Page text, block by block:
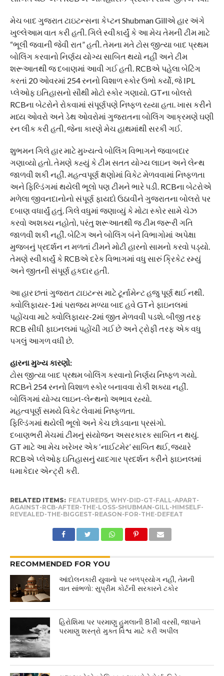
મેચ બાદ ગુજરાત ટાઇટન્સના કેપ્ટન Shubman Gillએ હાર અંગે
ખુલ્લેઆમ વાત કરી હતી. ગિલે સ્વીકાર્યું કે આ મેચ તેમની ટીમ માટે
“ભૂલી જવાની જેવી રાત” હતી. તેમના મતે ટોસ જીત્યા બાદ પ્રથમ
બોલિંગ કરવાનો નિર્ણય યોગ્ય સાબિત થયો નહીં અને ટીમ
શરૂઆતથી જ દબાણમાં આવી ગઈ હતી. RCBએ પહેલા બેટિંગ
કરતાં 20 ઓવરમાં 254 રનનો વિશાળ સ્કોર ઉભો કર્યો, જે IPL
પ્લેઓફ ઇતિહાસનો સૌથી મોટો સ્કોર ગણાયો. GTના બોલરો
RCBના બેટરોને રોકવામાં સંપૂર્ણપણે નિષ્ફળ રહ્યા હતા. ખાસ કરીને
મધ્ય ઓવરો અને ડેથ ઓવરોમાં ગુજરાતના બોલિંગ આક્રમણે ઘણી
રન લીક કરી હતી, જેના કારણે મેચ હાથમાંથી સરકી ગઈ.
શુભમન ગિલે હાર માટે મુખ્યત્વે બોલિંગ વિભાગને જવાબદાર
ગણાવ્યો હતો. તેમણે કહ્યું કે ટીમ સતત યોગ્ય લાઇન અને લેન્થ
જાળવી શકી નહીં. મહત્વપૂર્ણ ક્ષણોમાં વિકેટ મેળવવામાં નિષ્ફળતા
અને ફિલ્ડિંગમાં થયેલી ભૂલો પણ ટીમને ભારે પડી. RCBના બેટરોએ
મળેલા જીવનદાનોનો સંપૂર્ણ ફાયદો ઉઠાવીને ગુજરાતના બોલરો પર
દબાણ વધાર્યું હતું. ગિલે વધુમાં જણાવ્યું કે મોટા સ્કોર સામે ચેઝ
કરવો અશક્ય નહોતો, પરંતુ શરૂઆતથી જ ટીમ જરૂરી ગતિ
જાળવી શકી નહીં. બેટિંગ અને બોલિંગ બંને વિભાગોમાં અપેક્ષા
મુજબનું પ્રદર્શન ન મળતાં ટીમને મોટી હારનો સામનો કરવો પડ્યો.
તેમણે સ્વીકાર્યું કે RCBએ દરેક વિભાગમાં વધુ સારું ક્રિકેટ રમ્યું
અને જીતની સંપૂર્ણ હકદાર હતી.
આ હાર છતાં ગુજરાત ટાઇટન્સ માટે ટૂર્નામેન્ટ હજુ પૂર્ણ થઈ નથી.
ક્વોલિફાયર-1માં પરાજય મળ્યા બાદ હવે GTને ફાઇનલમાં
પહોંચવા માટે ક્વોલિફાયર-2માં જીત મેળવવી પડશે. બીજી તરફ
RCB સીધી ફાઇનલમાં પહોંચી ગઈ છે અને ટ્રોફી તરફ એક વધુ
પગલું આગળ વધી છે.
હારના મુખ્ય કારણો:
ટોસ જીત્યા બાદ પ્રથમ બોલિંગ કરવાનો નિર્ણય નિષ્ફળ ગયો.
RCBને 254 રનનો વિશાળ સ્કોર બનાવવા રોકી શક્યા નહીં.
બોલિંગમાં યોગ્ય લાઇન-લેન્થનો અભાવ રહ્યો.
મહત્વપૂર્ણ સમયે વિકેટ લેવામાં નિષ્ફળતા.
ફિલ્ડિંગમાં થયેલી ભૂલો અને કેચ છોડવાના પ્રસંગો.
દબાણભરી મેચમાં ટીમનું સંયોજન અસરકારક સાબિત ન થયું.
GT માટે આ મેચ ખરેખર એક ‘નાઈટમેર’ સાબિત થઈ, જ્યારે
RCBએ પ્લેઓફ ઇતિહાસનું યાદગાર પ્રદર્શન કરીને ફાઇનલમાં
ધમાકેદાર એન્ટ્રી કરી.
RELATED ITEMS: FEATURED5, WHY-DID-GT-FALL-APART-
AGAINST-RCB-AFTER-THE-LOSS-SHUBMAN-GILL-HIMSELF-
REVEALED-THE-BIGGEST-REASON-FOR-THE-DEFEAT
RECOMMENDED FOR YOU
આંદોલનકારી યુવાનો પર બળપ્રયોગ નહીં, તેમની
વાત સાંભળો: સુપ્રીમ કોર્ટની સરકારને ટકોર
હિરોશિમા પર પરમાણુ હુમલાની 81મી વરસી, જાપાને
પરમાણુ શસ્ત્રો મુક્ત વિશ્વ માટે કરી અપીલ